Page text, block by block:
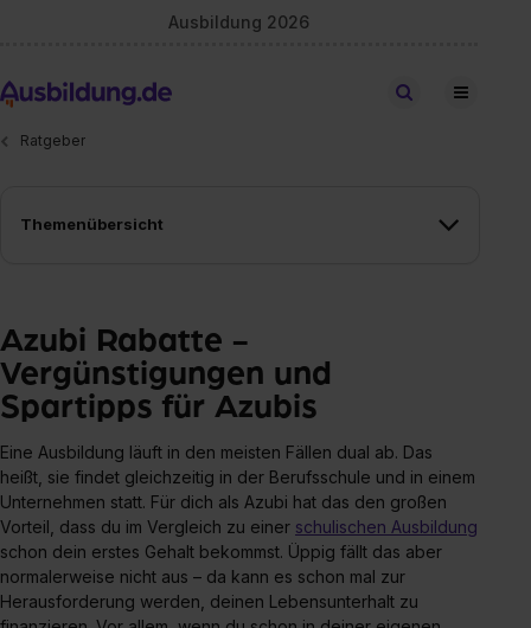
Ausbildung 2026
Stellen finden
Ratgeber
Themenübersicht
Azubi Rabatte -
Vergünstigungen und
Spartipps für Azubis
Eine Ausbildung läuft in den meisten Fällen dual ab. Das
heißt, sie findet gleichzeitig in der Berufsschule und in einem
Unternehmen statt. Für dich als Azubi hat das den großen
Vorteil, dass du im Vergleich zu einer schulischen Ausbildung
schon dein erstes Gehalt bekommst. Üppig fällt das aber
normalerweise nicht aus – da kann es schon mal zur
Herausforderung werden, deinen Lebensunterhalt zu